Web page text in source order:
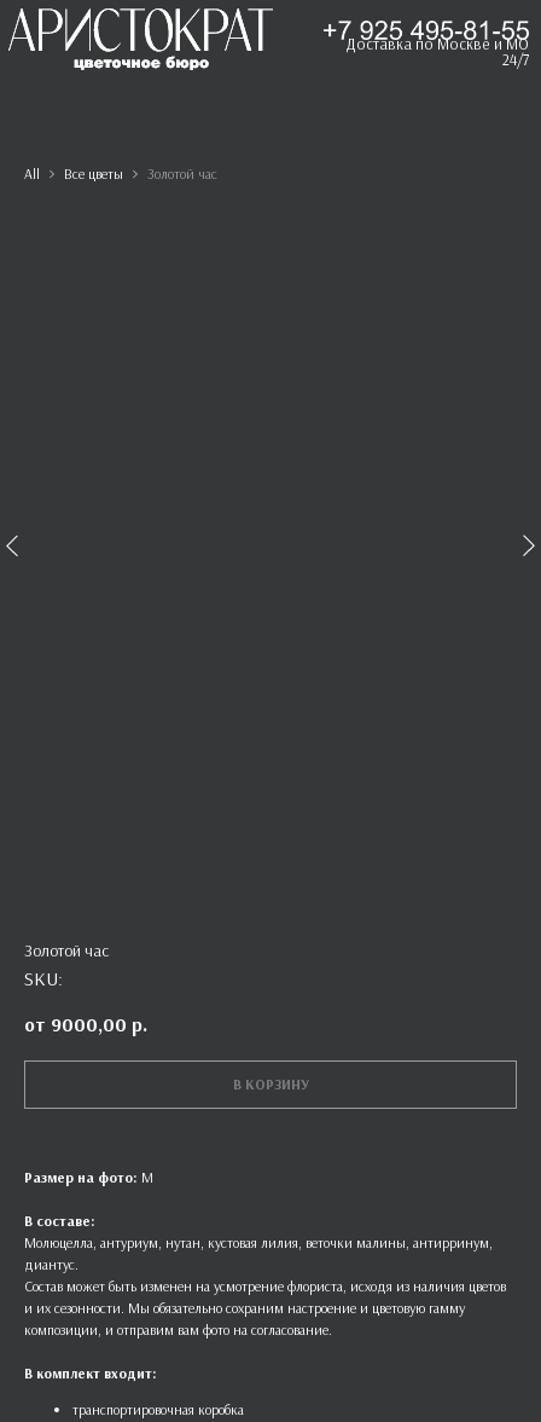
Доставка по Москве и МО
24/7
All Все цветы Золотой час
Золотой час
SKU:
9000,00 р.
В КОРЗИНУ
Размер на фото: М
В составе:
Молюцелла, антуриум, нутан, кустовая лилия, веточки малины, антирринум,
диантус.
Состав может быть изменен на усмотрение флориста, исходя из наличия цветов
и их сезонности. Мы обязательно сохраним настроение и цветовую гамму
композиции, и отправим вам фото на согласование.
В комплект входит:
транспортировочная коробка